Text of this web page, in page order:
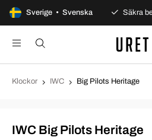
Sverige • Svenska
100 dagars öppet köp Säkra
Klockor IWC Big Pilots Heritage
IWC Big Pilots Heritage